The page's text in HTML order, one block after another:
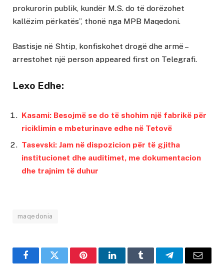
prokurorin publik, kundër M.S. do të dorëzohet
kallëzim përkatës”, thonë nga MPB Maqedoni.
Bastisje në Shtip, konfiskohet drogë dhe armë –
arrestohet një person appeared first on Telegrafi.
Lexo Edhe:
Kasami: Besojmë se do të shohim një fabrikë për
riciklimin e mbeturinave edhe në Tetovë
Tasevski: Jam në dispozicion për të gjitha
institucionet dhe auditimet, me dokumentacion
dhe trajnim të duhur
maqedonia
FacebookTwitter PinterestLinkedInTumblr TelegramEmail